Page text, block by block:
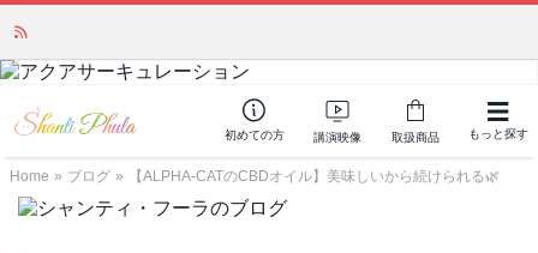
初めての方 講演映像 取扱商品 もっと探す
Home » ブログ » 【ALPHA‑CATのCBDオイル】美味しいから続けられる🌿